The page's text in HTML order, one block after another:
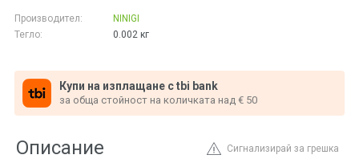
Производител:
NINIGI
Тегло:
0.002 кг
Купи на изплащане с tbi bank
за обща стойност на количката над € 50
Сигнализирай за грешка
Описание